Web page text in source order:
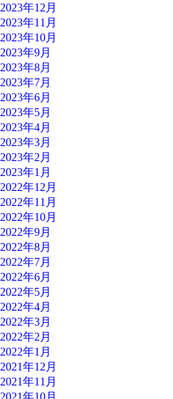
2023年12月
2023年11月
2023年10月
2023年9月
2023年8月
2023年7月
2023年6月
2023年5月
2023年4月
2023年3月
2023年2月
2023年1月
2022年12月
2022年11月
2022年10月
2022年9月
2022年8月
2022年7月
2022年6月
2022年5月
2022年4月
2022年3月
2022年2月
2022年1月
2021年12月
2021年11月
2021年10月